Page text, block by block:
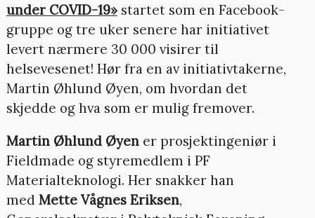
under COVID-19»startet som en Facebook-
gruppe og tre uker senere har initiativet
levert nærmere 30 000 visirer til
helsevesenet! Hør fra en av initiativtakerne,
Martin Øhlund Øyen, om hvordan det
skjedde og hva som er mulig fremover.
Martin Øhlund Øyener prosjektingeniør i
Fieldmade og styremedlem i PF
Materialteknologi. Her snakker han
med Mette Vågnes Eriksen,